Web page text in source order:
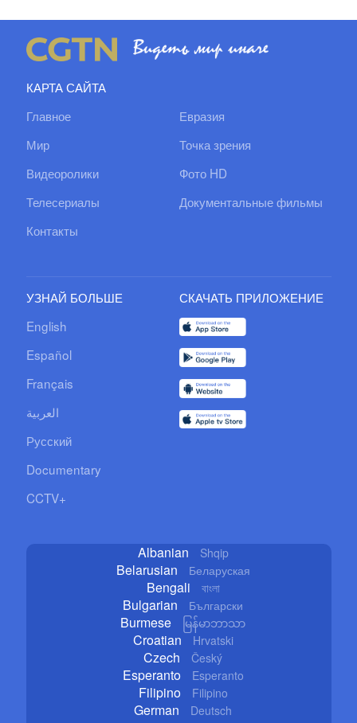
КАРТА САЙТА
Главное
Евразия
Мир
Точка зрения
Видеоролики
Фото HD
Телесериалы
Документальные фильмы
Контакты
УЗНАЙ БОЛЬШЕ
English
Español
Français
العربية
Русский
Documentary
CCTV+
СКАЧАТЬ ПРИЛОЖЕНИЕ
Albanian Shqip
Belarusian Беларуская
Bengali বাংলা
Bulgarian Български
Burmese မြန်မာဘာသာ
Croatian Hrvatski
Czech Český
Esperanto Esperanto
Filipino Filipino
German Deutsch